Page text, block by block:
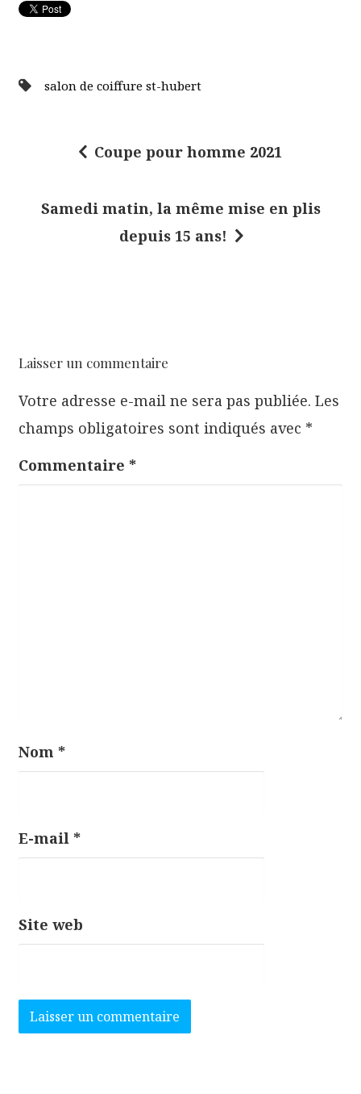
salon de coiffure st-hubert
i
n
d
e
l
Coupe pour homme 2021
Samedi matin, la même mise en plis
depuis 15 ans!
Laisser un commentaire
Votre adresse e-mail ne sera pas publiée. Les
champs obligatoires sont indiqués avec *
Commentaire *
Nom *
E-mail *
Site web